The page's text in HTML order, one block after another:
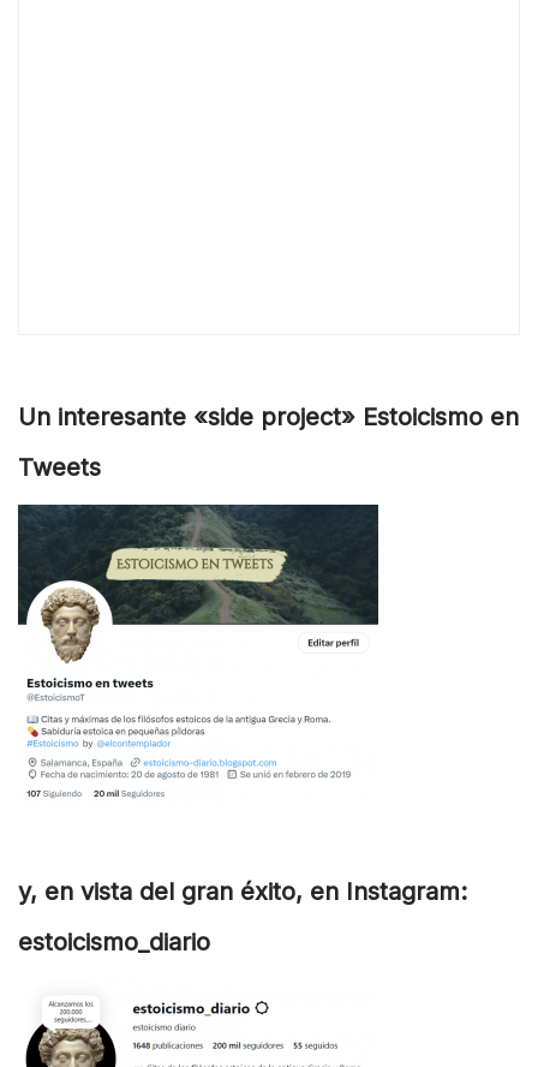
Un interesante «side project» Estoicismo en
Tweets
y, en vista del gran éxito, en Instagram:
estoicismo_diario